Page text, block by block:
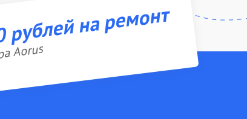
на ремонт
Aorus